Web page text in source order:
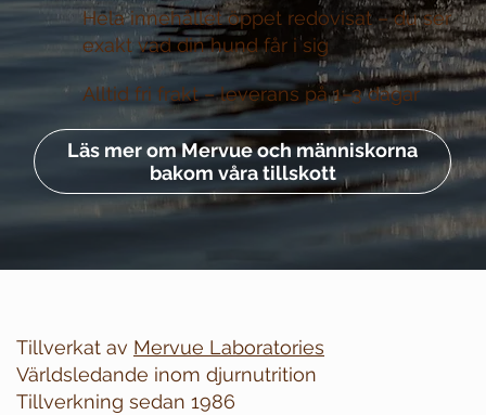
Läs mer om Mervue och människorna
bakom våra tillskott
Hela innehållet öppet redovisat –du ser
exakt vad din hund får i sig
Alltid fri frakt –leverans på 1–3 dagar
Tillverkat av Mervue Laboratories
Världsledande inom djurnutrition
Tillverkning sedan 1986